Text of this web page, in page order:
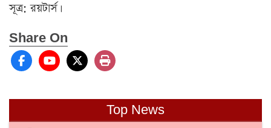
সূত্র: রয়টার্স।
Share On
Top News